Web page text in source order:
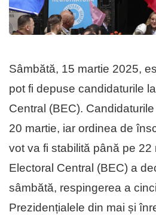
Sâmbătă, 15 martie 2025,
pot fi depuse candidaturile
Central (BEC).
20 martie, iar ordinea de
vot va fi stabilită până pe 22
Electoral Central (BEC) a
sâmbătă, respingerea a
Prezidențialele din mai și